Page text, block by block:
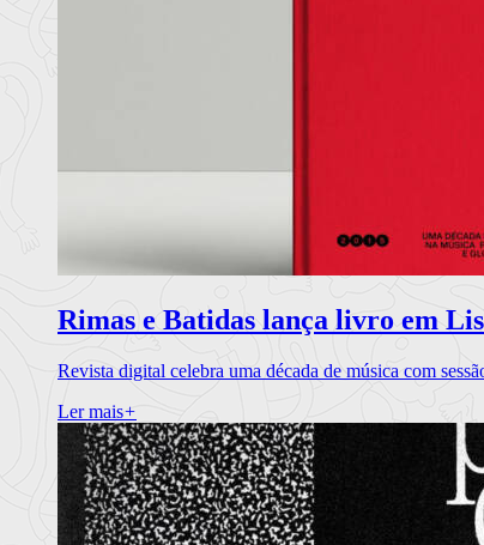
Rimas e Batidas lança livro em
Revista digital celebra uma década de música com
Ler mais+